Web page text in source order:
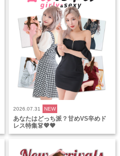
2026.07.31 NEW
あなたはどっち派？甘めVS辛めド
レス特集👗💖🖤